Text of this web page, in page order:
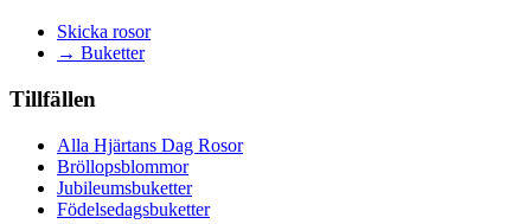
Skicka rosor
→ Buketter
Tillfällen
Alla Hjärtans Dag Rosor
Bröllopsblommor
Jubileumsbuketter
Födelsedagsbuketter